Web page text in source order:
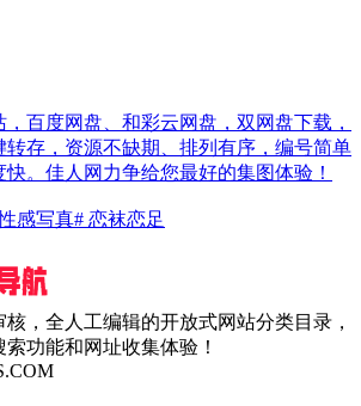
百度网盘、和彩云网盘，双网盘下载，
转存，资源不缺期、排列有序，编号简单
。佳人网力争给您最好的集图体验！
感写真# 恋袜恋足
，全人工编辑的开放式网站分类目录，
功能和网址收集体验！